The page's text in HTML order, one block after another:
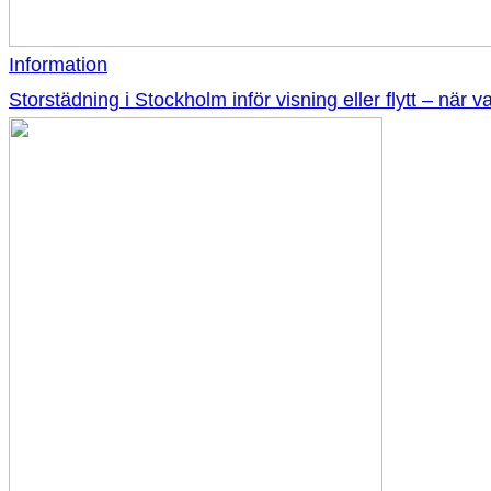
Information
Storstädning i Stockholm inför visning eller flytt – när